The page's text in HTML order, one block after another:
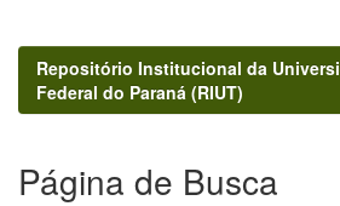
Repositório Institucional da
Federal do Paraná (RIUT)
Página de Busca